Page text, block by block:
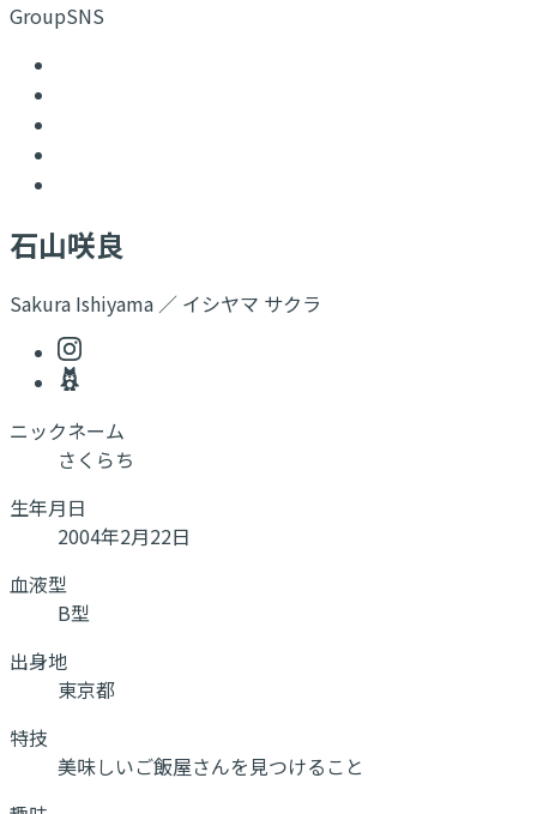
GroupSNS
石山咲良
Sakura Ishiyama ／ イシヤマ サクラ
ニックネーム
さくらち
生年月日
2004年2月22日
血液型
B型
出身地
東京都
特技
美味しいご飯屋さんを見つけること